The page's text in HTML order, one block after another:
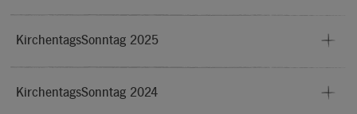
KirchentagsSonntag 2025
KirchentagsSonntag 2024